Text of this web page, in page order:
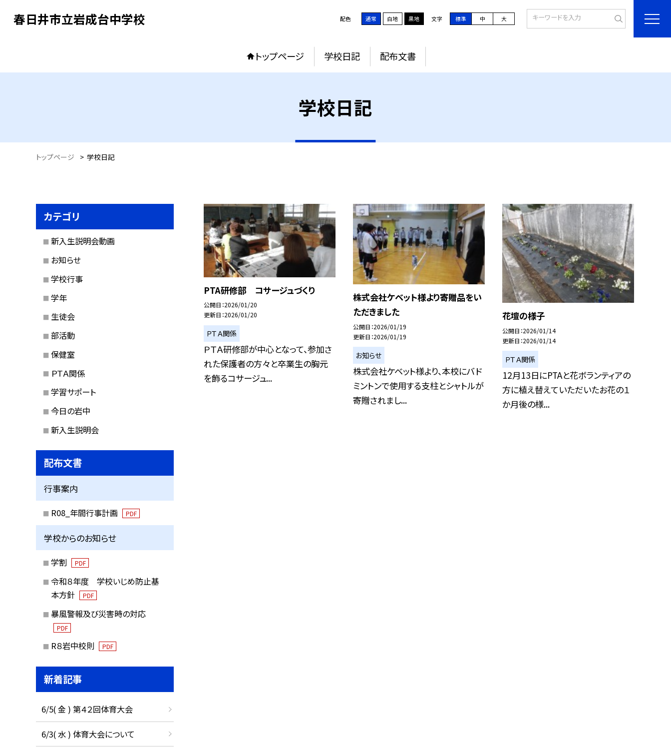
春日井市立岩成台中学校 配色 通常 白地 黒地 文字 標準 中 大
トップページ 学校日記 配布文書
学校日記
トップページ > 学校日記
PTA研修部 コサージュづくり
公開日 2026/01/20
更新日 2026/01/20
ＰＴＡ関係
ＰＴＡ研修部が中心となって、参加さ
れた保護者の方々と卒業生の胸元
を飾るコサージュ...
株式会社ケベット様より寄贈品をい
ただきました
公開日 2026/01/19
更新日 2026/01/19
お知らせ
株式会社ケベット様より、本校にバド
ミントンで使用する支柱とシャトルが
寄贈されまし...
花壇の様子
公開日 2026/01/14
更新日 2026/01/14
ＰＴＡ関係
12月13日にPTAと花ボランティアの
方に植え替えていただいたお花の１
か月後の様...
カテゴリ
新入生説明会動画
お知らせ
学校行事
学年
生徒会
部活動
保健室
ＰＴＡ関係
学習サポート
今日の岩中
新入生説明会
配布文書
行事案内
R08_年間行事計画 PDF
学校からのお知らせ
学割 PDF
令和８年度 学校いじめ防止基
本方針
PDF
暴風警報及び災害時の対応
PDF
R８岩中校則 PDF
新着記事
6/5( 金 ) 第４２回体育大会
6/3( 水 ) 体育大会について